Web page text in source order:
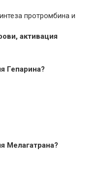
протромбина и
активация
Гепарина?
Мелагатрана?